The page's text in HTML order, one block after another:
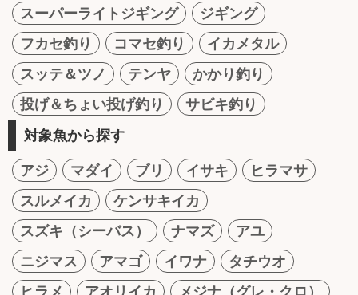
スーパーライトジギング
ジギング
フカセ釣り
コマセ釣り
イカメタル
スッテ＆ツノ
テンヤ
かかり釣り
投げ＆ちょい投げ釣り
サビキ釣り
対象魚から探す
アジ マダイ ブリ イサキ
ヒラマサ
スルメイカ
ケンサキイカ
スズキ（シーバス）
ナマズ
アユ
ニジマス
アマゴ イワナ
タチウオ
ヒラメ
アオリイカ
メジナ（グレ・クロ）